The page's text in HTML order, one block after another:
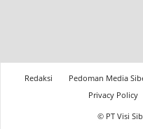
Redaksi Pedoman Media
Privacy Policy
© PT Visi